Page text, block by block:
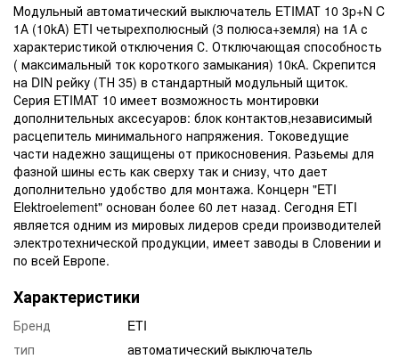
Модульный автоматический выключатель ETIMAT 10 3p+N C
1А (10kA) ETI четырехполюсный (3 полюса+земля) на 1А с
характеристикой отключения С. Отключающая способность
( максимальный ток короткого замыкания) 10кА. Скрепится
на DIN рейку (ТН 35) в стандартный модульный щиток.
Серия ETIMAT 10 имеет возможность монтировки
дополнительных аксесуаров: блок контактов,независимый
расцепитель минимального напряжения. Токоведущие
части надежно защищены от прикосновения. Разьемы для
фазной шины есть как сверху так и снизу, что дает
дополнительно удобство для монтажа. Концерн "ETI
Elektroelement" основан более 60 лет назад. Сегодня ETI
является одним из мировых лидеров среди производителей
электротехнической продукции, имеет заводы в Словении и
по всей Европе.
Характеристики
Бренд
ETI
тип
автоматический выключатель